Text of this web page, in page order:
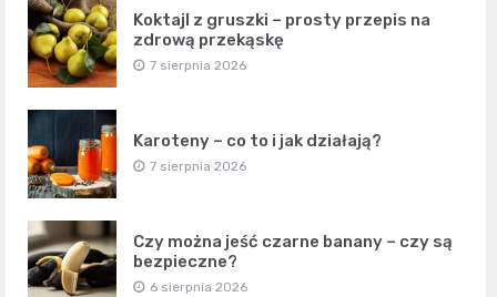
Koktajl z gruszki – prosty przepis na
zdrową przekąskę
7 sierpnia 2026
Karoteny – co to i jak działają?
7 sierpnia 2026
Czy można jeść czarne banany – czy są
bezpieczne?
6 sierpnia 2026